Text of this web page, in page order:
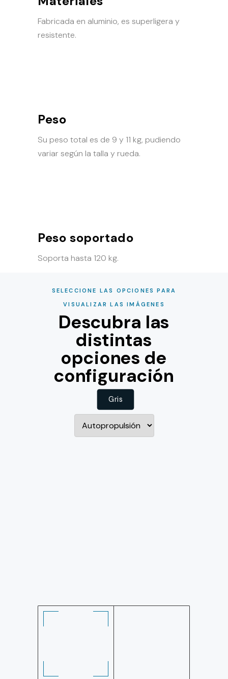
Fabricada en aluminio, es superligera y
resistente.
Peso
Su peso total es de 9 y 11 kg, pudiendo
variar según la talla y rueda.
Peso soportado
Soporta hasta 120 kg.
SELECCIONE LAS OPCIONES PARA
VISUALIZAR LAS IMÁGENES
Descubra las
distintas
opciones de
configuración
Gris